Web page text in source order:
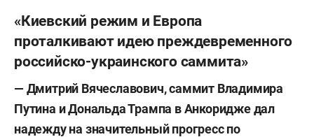
«Киевский режим и Европа
проталкивают идею преждевременного
российско-украинского саммита»
— Дмитрий Вячеславович, саммит Владимира
Путина и Дональда Трампа в Анкоридже дал
надежду на значительный прогресс по